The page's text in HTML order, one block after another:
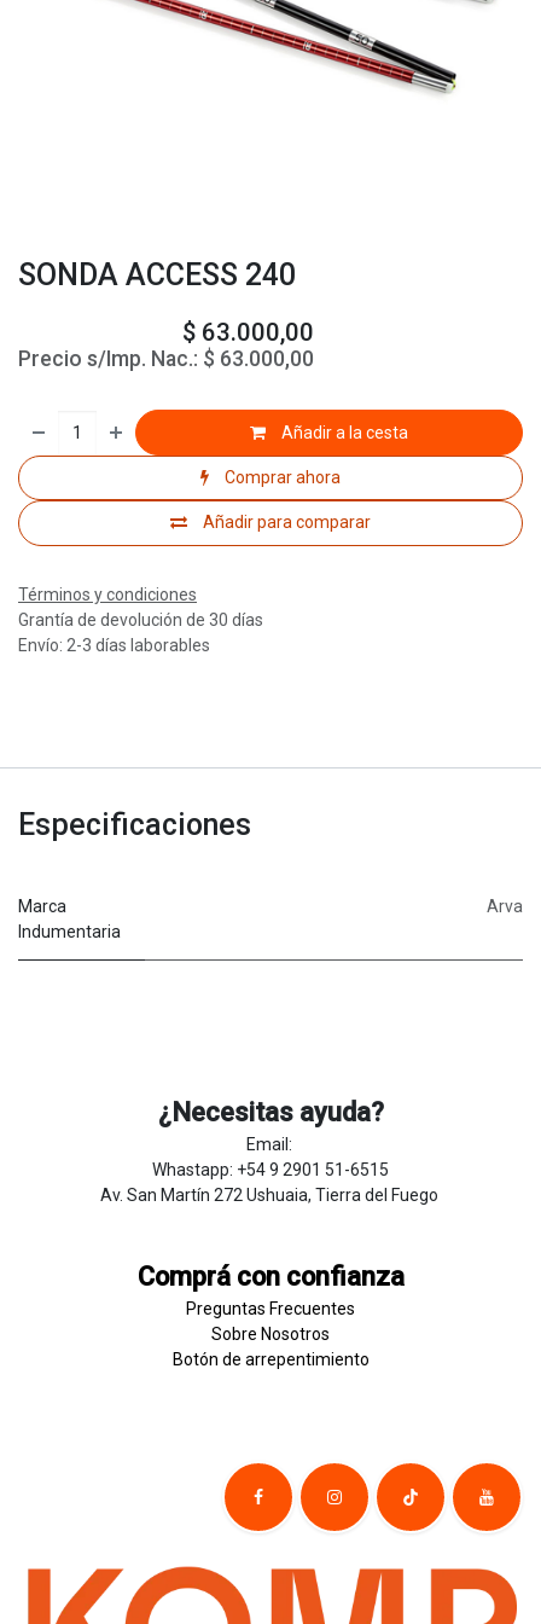
SONDA ACCESS 240
$ 63.000,00
Precio s/Imp. Nac.: $ 63.000,00
Añadir a la cesta
Comprar ahora
Añadir para comparar
Términos y condiciones
Grantía de devolución de 30 días
Envío: 2-3 días laborables
Especificaciones
Marca
Indumentaria
Arva
¿Necesitas ayuda?
Email:
Whastapp: +54 9 2901 51-6515
Av. San Martín 272 Ushuaia, Tierra del Fuego
Comprá con confianza
Preguntas Frecuentes
Sobre Nosotros
Botón de ​arrepentim​​​iento